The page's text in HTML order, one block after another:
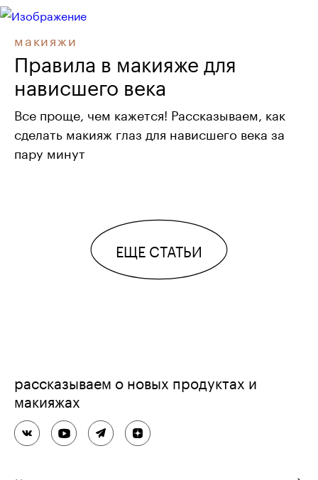
макияжи
Правила в макияже для
нависшего века
Все проще, чем кажется! Рассказываем, как
сделать макияж глаз для нависшего века за
пару минут
ЕЩЕ СТАТЬИ
рассказываем о новых продуктах и
макияжах